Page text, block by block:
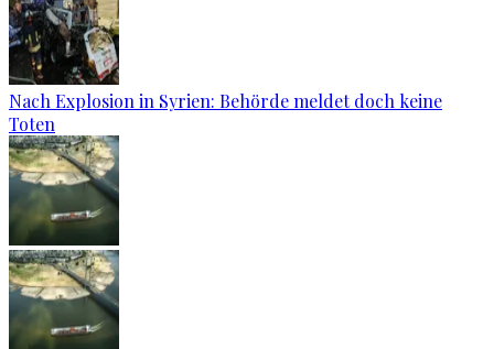
Nach Explosion in Syrien: Behörde meldet doch keine
Toten